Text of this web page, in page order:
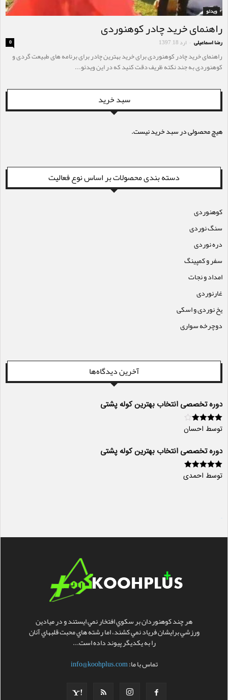
ویدئو
راهنمای خرید چادر کوهنوردی
رضا اسماعیلی - ارد 18, 1397 0
راهنمای خرید چادر کوهنوردی برای خرید بهترین چادر برای برنامه های طبیعت گردی و
کوهنوردی به جند نکته ظریف دقت کنید که در این ویدئو...
سبد خرید
هیچ محصولی در سبد خرید نیست.
دسته بندی محصولات بر اساس نوع فعالیت
کوهنوردی
سنگ نوردی
دره نوردی
سفر و کمپینگ
امداد و نجات
غارنوردی
یخ نوردی و اسکی
دوچرخه سواری
آخرین دیدگاه‌ها
دوره تخصصی انتخاب بهترین کوله پشتی
امتیاز 4از
5
توسط احسان
دوره تخصصی انتخاب بهترین کوله پشتی
امتیاز 5از 5
توسط احمدی
هر چند کوهنوردان بر سکوي افتخار نمي ايستند و در ميادين
ورزشي برايشان فرياد نمي کشند، اما رشته هاي محبت قلبهاي آنان
را به يکديگر پيوند داده است...
تماس با ما:info@koohplus.com